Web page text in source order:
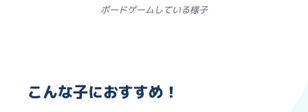
ボードゲームしている様子
こんな子におすすめ！